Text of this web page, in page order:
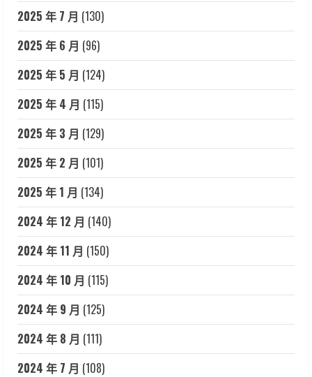
2025 年 7 月 (130)
2025 年 6 月 (96)
2025 年 5 月 (124)
2025 年 4 月 (115)
2025 年 3 月 (129)
2025 年 2 月 (101)
2025 年 1 月 (134)
2024 年 12 月 (140)
2024 年 11 月 (150)
2024 年 10 月 (115)
2024 年 9 月 (125)
2024 年 8 月 (111)
2024 年 7 月 (108)